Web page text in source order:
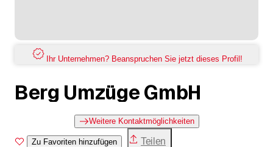
Ihr Unternehmen? Beanspruchen Sie jetzt dieses Profil!
Berg Umzüge GmbH
Weitere Kontaktmöglichkeiten
Zu Favoriten hinzufügen Teilen